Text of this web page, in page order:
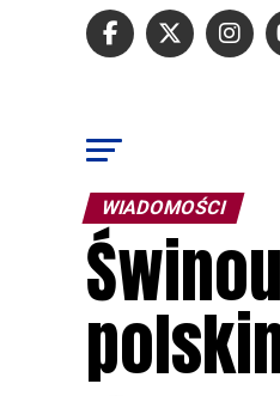
WIADOMOŚCI